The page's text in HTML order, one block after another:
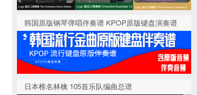
韩国原版钢琴弹唱伴奏谱 KPOP原版键盘演奏谱
日本椎名林檎 105首乐队编曲总谱